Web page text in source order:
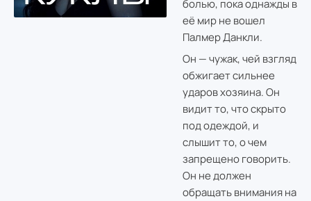
болью, пока однажды в
её мир не вошел
Палмер Данкли.
Он — чужак, чей взгляд
обжигает сильнее
ударов хозяина. Он
видит то, что скрыто
под одеждой, и
слышит то, о чем
запрещено говорить.
Он не должен
обращать внимания на